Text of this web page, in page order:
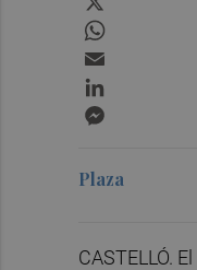
Plaza
CASTELLÓ. El